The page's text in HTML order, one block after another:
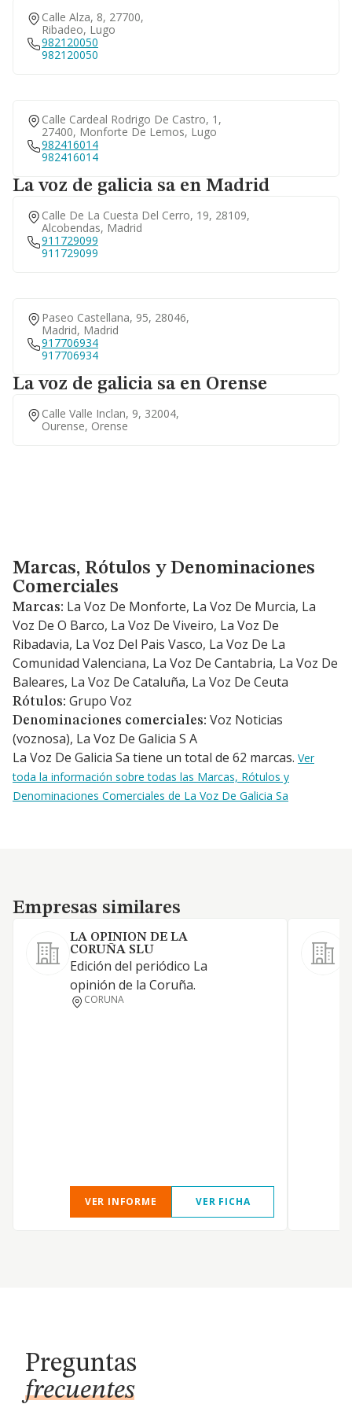
Calle Alza, 8, 27700,
Ribadeo, Lugo
982120050
982120050
Calle Cardeal Rodrigo De Castro, 1,
27400, Monforte De Lemos, Lugo
982416014
982416014
La voz de galicia sa en Madrid
Calle De La Cuesta Del Cerro, 19, 28109,
Alcobendas, Madrid
911729099
911729099
Paseo Castellana, 95, 28046,
Madrid, Madrid
917706934
917706934
La voz de galicia sa en Orense
Calle Valle Inclan, 9, 32004,
Ourense, Orense
Marcas, Rótulos y Denominaciones Comerciales
Marcas, Rótulos y Denominaciones
Comerciales
Marcas: La Voz De Monforte, La Voz De Murcia, La
Voz De O Barco, La Voz De Viveiro, La Voz De
Ribadavia, La Voz Del Pais Vasco, La Voz De La
Comunidad Valenciana, La Voz De Cantabria, La Voz De
Baleares, La Voz De Cataluña, La Voz De Ceuta
Rótulos: Grupo Voz
Denominaciones comerciales: Voz Noticias
(voznosa), La Voz De Galicia S A
La Voz De Galicia Sa tiene un total de 62 marcas. Ver
toda la información sobre todas las Marcas, Rótulos y
Denominaciones Comerciales de La Voz De Galicia Sa
Empresas similares
Empresas similares
LA OPINION DE LA
CORUÑA SLU
Edición del periódico La
opinión de la Coruña.
CORUNA
VER INFORME VER FICHA
Preguntas
frecuentes